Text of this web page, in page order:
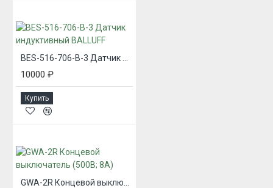
10000 ₽
Купить
GWA-2R Концевой выключатель (500В; 8А)